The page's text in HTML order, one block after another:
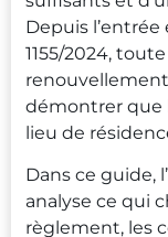
Depuis
1155/2024,
démontrer que
lieu de
Dans ce guide,
analyse ce qui
règlement, les